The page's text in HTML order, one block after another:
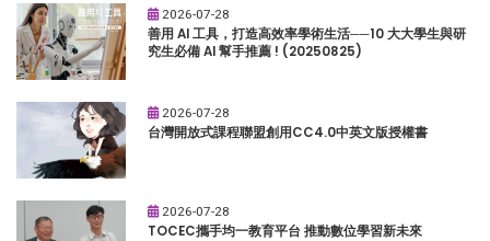
2026-07-28
善用 AI 工具，打造高效率學術生活──10 大大學生與研
究生必備 AI 幫手推薦 ! (20250825)
2026-07-28
台灣開放式課程聯盟創用CC4.0中英文版授權書
2026-07-28
TOCEC攜手均一教育平台 推動數位學習新未來